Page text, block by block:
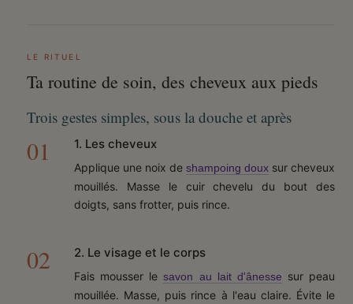
LE RITUEL
Ta routine de soin, des cheveux aux pieds
Trois gestes simples, sous la douche et après
1. Les cheveux
Applique une noix de shampoing doux sur cheveux
mouillés. Masse le cuir chevelu du bout des
doigts, sans frotter, puis rince.
2. Le visage et le corps
Fais mousser lesavon au lait d'ânesse sur peau
mouillée. Masse, puis rince à l'eau claire. Évite le